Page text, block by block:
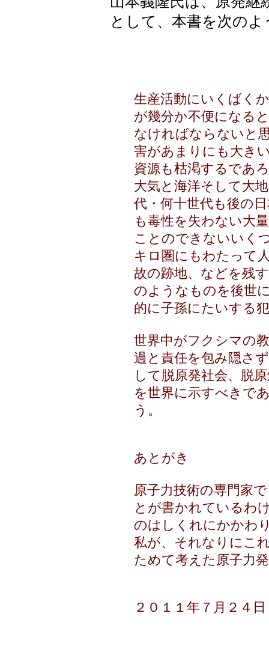
として、本書を次の
生産活動にいくばく
が幾分か不便になる
なければならないと
害があまりにも大き
資源も枯渇するであ
大気と海洋そして大
代・何十世代も後の
も毒性を失わない大
ことのできないいく
キロ圏にもわたって
故の跡地、などを残
のようなものを後世
的に子孫にたいする
世界中がフクシマの
過と責任を包み隠さ
して脱原発社会、脱
を世界に示すべきで
う。
あとがき
原子力技術の専門家
とが書かれているわ
のはしくれにかかわ
私が、それなりにこ
ためて考えた原子力
２０１１年７月２４